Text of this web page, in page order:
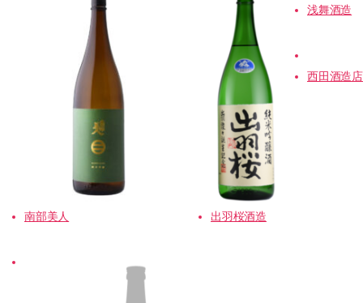
南部美人 出羽桜酒造
浅舞酒造
西田酒造店